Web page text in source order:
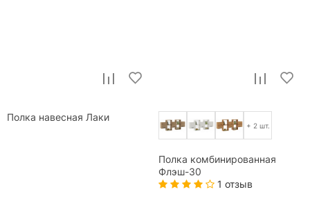
Полка навесная Лаки
+ 2 шт.
Полка комбинированная
Флэш-30
1 отзыв